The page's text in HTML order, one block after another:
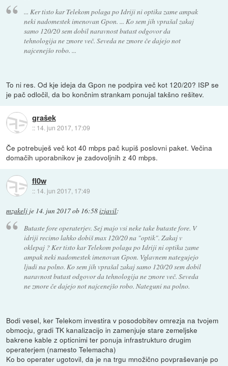
... Ker tisto kar Telekom polaga po Idriji ni optika zame ampak
neki nadomestek imenovan Gpon. ... Ko sem jih vprašal zakaj
samo 120/20 sem dobil naravnost butast odgovor da
tehnologija ne zmore več. Seveda ne zmore če dajejo not
najcenejšo robo. ...
To ni res. Od kje ideja da Gpon ne podpira več kot 120/20? ISP se
je pač odločil, da bo končnim strankam ponujal takšno rešitev.
grašek
:: 14. jun 2017, 17:09
Če potrebuješ več kot 40 mbps pač kupiš poslovni paket. Večina
domačih uporabnikov je zadovoljnih z 40 mbps.
fl0w
:: 14. jun 2017, 17:49
mzakelj je 14. jun 2017 ob 16:58izjavil:
Butaste fore operaterjev. Sej majo vsi neke take butaste fore. V
idriji recimo lahko dobiš max 120/20 na "optik". Zakaj v
oklepaj ? Ker tisto kar Telekom polaga po Idriji ni optika zame
ampak neki nadomestek imenovan Gpon. Vglavnem nategujejo
ljudi na polno. Ko sem jih vprašal zakaj samo 120/20 sem dobil
naravnost butast odgovor da tehnologija ne zmore več. Seveda
ne zmore če dajejo not najcenejšo robo. Nateguni na polno.
Bodi vesel, ker Telekom investira v posodobitev omrezja na tvojem
obmocju, gradi TK kanalizacijo in zamenjuje stare zemeljske
bakrene kable z opticnimi ter ponuja infrastrukturo drugim
operaterjem (namesto Telemacha)
Ko bo operater ugotovil, da je na trgu množično povpraševanje po